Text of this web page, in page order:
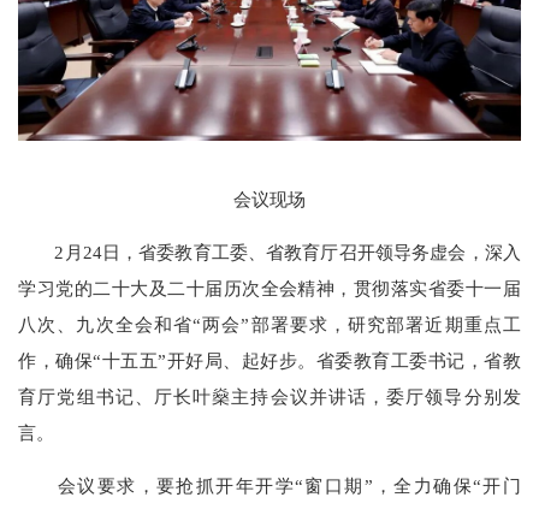
会议现场
2月24日，省委教育工委、省教育厅召开领导务虚会，深入
学习党的二十大及二十届历次全会精神，贯彻落实省委十一届
八次、九次全会和省“两会”部署要求，研究部署近期重点工
作，确保“十五五”开好局、起好步。省委教育工委书记，省教
育厅党组书记、厅长叶燊主持会议并讲话，委厅领导分别发
言。
会议要求，要抢抓开年开学“窗口期”，全力确保“开门